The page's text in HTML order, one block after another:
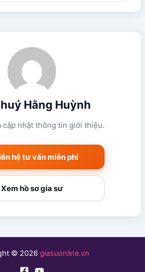
Hằng Huỳnh
cập nhật thông tin giới thiệu.
hệ tư vấn miễn phí
Xem hồ sơ gia sư
© 2026 giasuonline.vn